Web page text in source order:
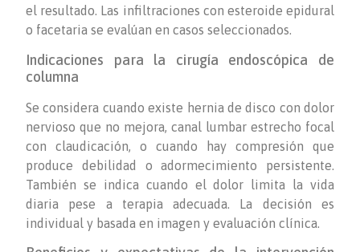
el resultado. Las infiltraciones con esteroide epidural
o facetaria se evalúan en casos seleccionados.
Indicaciones para la cirugía endoscópica de
columna
Se considera cuando existe hernia de disco con dolor
nervioso que no mejora, canal lumbar estrecho focal
con claudicación, o cuando hay compresión que
produce debilidad o adormecimiento persistente.
También se indica cuando el dolor limita la vida
diaria pese a terapia adecuada. La decisión es
individual y basada en imagen y evaluación clínica.